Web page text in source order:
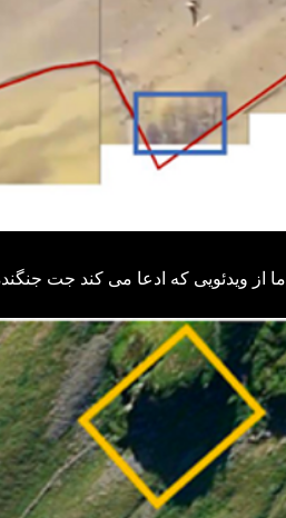
از ویدئویی که ادعا می کند جت